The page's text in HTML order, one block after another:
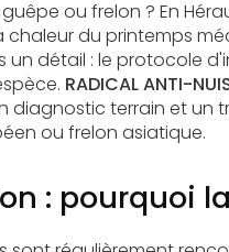
ou frelon ? En
chaleur du printemps
un détail : le protocole
RADICAL ANTI-
diagnostic terrain et
ou frelon asiatique.
: pourquoi